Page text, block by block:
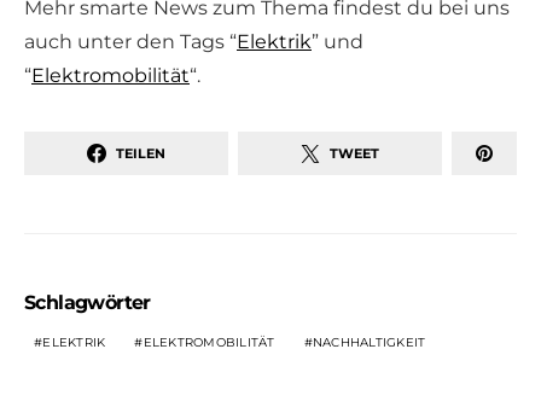
Mehr smarte News zum Thema findest du bei uns
auch unter den Tags “Elektrik” und
“Elektromobilität“.
TEILEN TWEET
Schlagwörter
ELEKTRIK ELEKTROMOBILITÄT NACHHALTIGKEIT